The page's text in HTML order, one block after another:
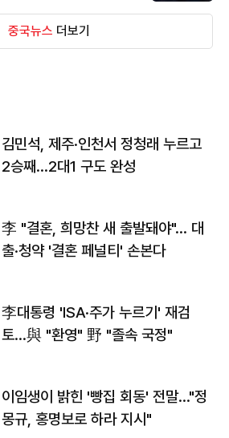
중국뉴스 더보기
김민석, 제주·인천서 정청래 누르고
2승째…2대1 구도 완성
李 "결혼, 희망찬 새 출발돼야"… 대
출·청약 '결혼 페널티' 손본다
李대통령 'ISA·주가 누르기' 재검
토…與 "환영" 野 "졸속 국정"
이임생이 밝힌 '빵집 회동' 전말…"정
몽규, 홍명보로 하라 지시"